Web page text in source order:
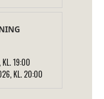
19:00
KL. 20:00